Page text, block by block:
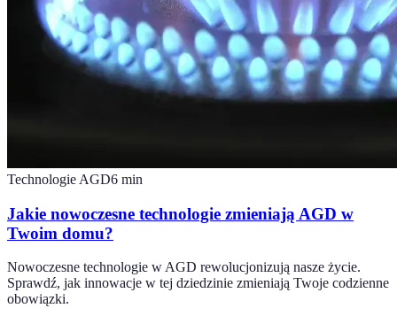
Technologie AGD6 min
Jakie nowoczesne technologie zmieniają AGD w
Twoim domu?
Nowoczesne technologie w AGD rewolucjonizują nasze życie.
Sprawdź, jak innowacje w tej dziedzinie zmieniają Twoje codzienne
obowiązki.